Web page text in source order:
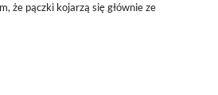
że pączki kojarzą się głównie ze